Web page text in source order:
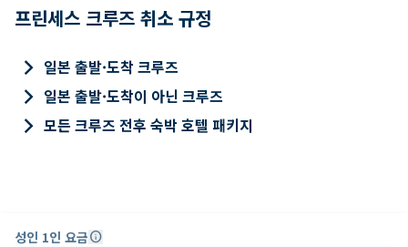
프린세스 크루즈 취소 규정
keyboard_arrow_right 일본 출발·도착 크루즈
keyboard_arrow_right 일본 출발·도착이 아닌 크루즈
keyboard_arrow_right 모든 크루즈 전후 숙박 호텔 패키지
성인 1인 요금info